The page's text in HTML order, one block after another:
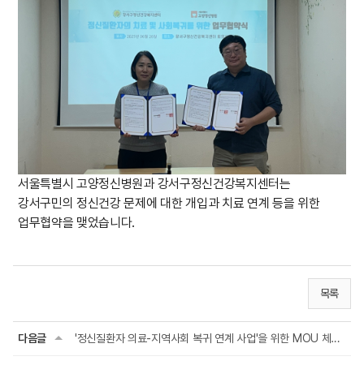
서울특별시 고양정신병원과 강서구정신건강복지센터는
강서구민의 정신건강 문제에 대한 개입과 치료 연계 등을 위한
업무협약을 맺었습니다.
목록
다음글 '정신질환자 의료-지역사회 복귀 연계 사업'을 위한 MOU 체결(2025.06.26)